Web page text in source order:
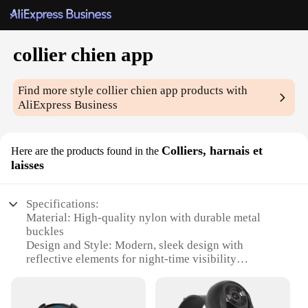
collier chien app
Find more stylecollier chien app products with
AliExpress Business
Here are the products found in the Colliers, harnais et
laisses
Specifications:
Material: High-quality nylon with durable metal
buckles
Design and Style: Modern, sleek design with
reflective elements for night-time visibility
Performance and Property: Strong, lightweight, and